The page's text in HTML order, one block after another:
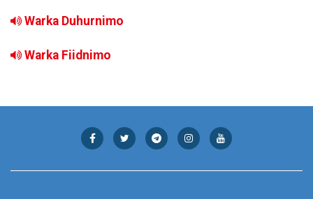
Warka Duhurnimo
Warka Fiidnimo